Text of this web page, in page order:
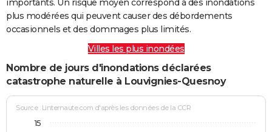
importants. Un risque moyen correspond à des inondations
plus modérées qui peuvent causer des débordements
occasionnels et des dommages plus limités.
Villes les plus inondées
Nombre de jours d'inondations déclarées
catastrophe naturelle à Louvignies-Quesnoy
Source : Linternaute.com d'après les données de la CCR
15